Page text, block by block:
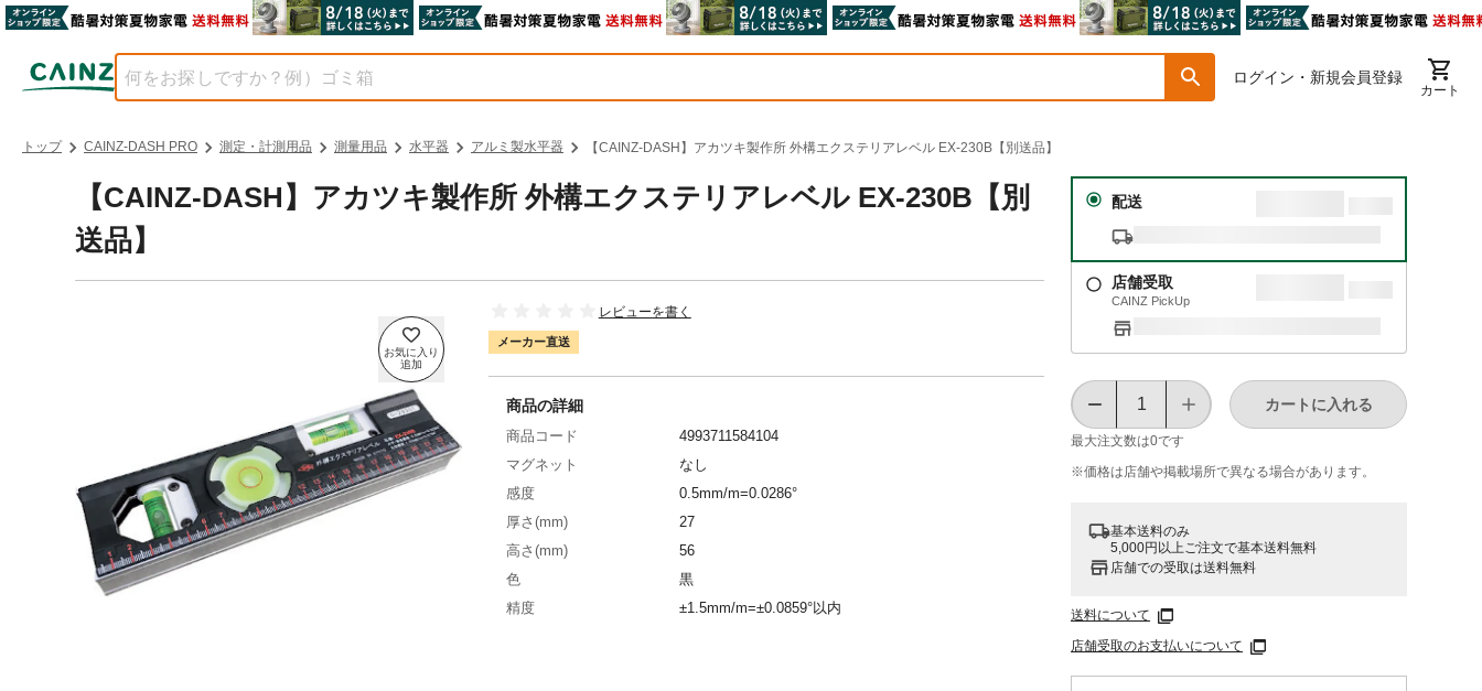
ログイン・新規会員登録
カート
トップ CAINZ-DASH PRO 測定・計測用品 測量用品 水平器 アルミ製水平器 【CAINZ-DASH】アカツキ製作所 外構エクステリアレベル EX-230B【別送品】
【CAINZ-DASH】アカツキ製作所 外構エクステリアレベル EX-230B【別
送品】
レビューを書く
メーカー直送
配送
店舗受取
CAINZ PickUp
最大注文数は0です
カートに入れる
※価格は​店舗や​掲載場所で​異なる​場合が​あります。
基本送料のみ
5,000円以上ご注文で基本送料無料
店舗での受取は送料無料
送料について
店舗受取のお支払いについて
商品の詳細
商品コード
4993711584104
マグネット
なし
感度
0.5mm/m=0.0286°
厚さ(mm)
27
高さ(mm)
56
色
黒
精度
±1.5mm/m=±0.0859°以内